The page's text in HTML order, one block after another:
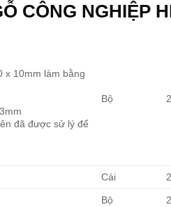
CÔNG NGHIỆP
x 10mm làm bằng
đã được sử lý để
Bộ
Cái
Bộ